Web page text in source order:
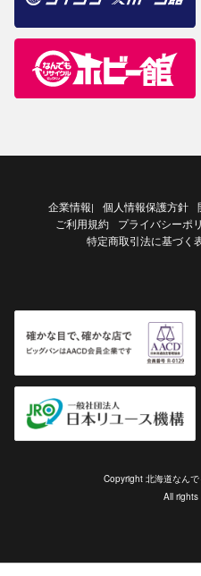
企業情報| 個人情報保護方針
ご利用規約 プライバシーポ
特定商取引法に基づく
Copyright 北海道なん
All rights